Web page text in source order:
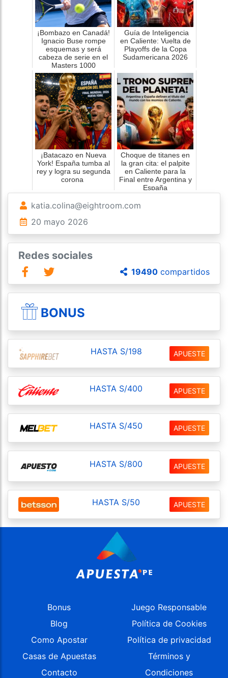
¡Bombazo en Canadá!
Ignacio Buse rompe
esquemas y será
cabeza de serie en el
Masters 1000
Guía de Inteligencia
en Caliente: Vuelta de
Playoffs de la Copa
Sudamericana 2026
¡Batacazo en Nueva
York! España tumba al
rey y logra su segunda
corona
Choque de titanes en
la gran cita: el palpite
en Caliente para la
Final entre Argentina y
España
katia.colina@eightroom.com
20 mayo 2026
Redes sociales
19490 compartidos
BONUS
HASTA S/198 APUESTE
HASTA S/400 APUESTE
HASTA S/450 APUESTE
HASTA S/800 APUESTE
HASTA S/50 APUESTE
Bonus
Blog
Como Apostar
Casas de Apuestas
Contacto
Juego Responsable
Política de Cookies
Política de privacidad
Términos y
Condiciones